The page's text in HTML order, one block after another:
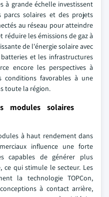
à grande échelle investissent
parcs solaires et des projets
au réseau pour atteindre
les émissions de gaz à
de l'énergie solaire avec
et les infrastructures
encore les perspectives à
favorables à une
toute la région.
modules solaires
à haut rendement dans
influence une forte
capables de générer plus
ce qui stimule le secteur. Les
la technologie TOPCon,
à contact arrière,